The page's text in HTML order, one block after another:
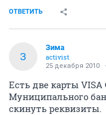
ОТВЕТИТЬ
З
Зима
activist
25 декабря 2010
Есть две карты
Муниципального
скинуть реквизиты.